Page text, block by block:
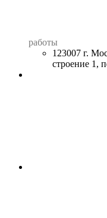
работы
123007 г.
строение 1,